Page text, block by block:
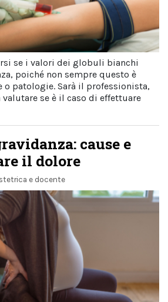
se i valori dei globuli bianchi
poiché non sempre questo è
patologie. Sarà il professionista,
se è il caso di effettuare
cause e
il dolore
e docente